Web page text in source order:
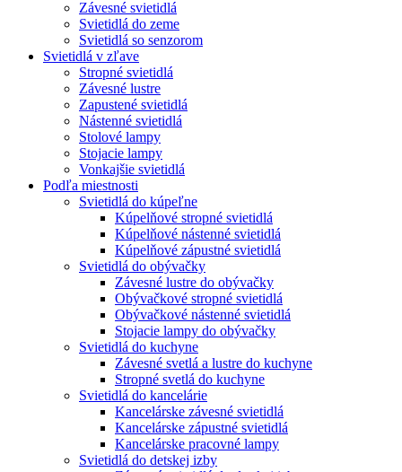
Závesné svietidlá
Svietidlá do zeme
Svietidlá so senzorom
Svietidlá v zľave
Stropné svietidlá
Závesné lustre
Zapustené svietidlá
Nástenné svietidlá
Stolové lampy
Stojacie lampy
Vonkajšie svietidlá
Podľa miestnosti
Svietidlá do kúpeľne
Kúpelňové stropné svietidlá
Kúpelňové nástenné svietidlá
Kúpelňové zápustné svietidlá
Svietidlá do obývačky
Závesné lustre do obývačky
Obývačkové stropné svietidlá
Obývačkové nástenné svietidlá
Stojacie lampy do obývačky
Svietidlá do kuchyne
Závesné svetlá a lustre do kuchyne
Stropné svetlá do kuchyne
Svietidlá do kancelárie
Kancelárske závesné svietidlá
Kancelárske zápustné svietidlá
Kancelárske pracovné lampy
Svietidlá do detskej izby